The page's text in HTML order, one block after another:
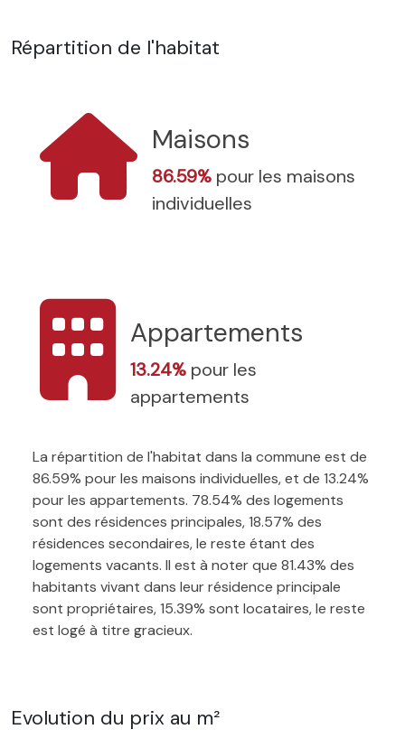
Répartition de l'habitat
Maisons
86.59% pour les maisons
individuelles
Appartements
13.24% pour les
appartements
La répartition de l'habitat dans la commune est de
86.59% pour les maisons individuelles, et de 13.24%
pour les appartements. 78.54% des logements
sont des résidences principales, 18.57% des
résidences secondaires, le reste étant des
logements vacants. Il est à noter que 81.43% des
habitants vivant dans leur résidence principale
sont propriétaires, 15.39% sont locataires, le reste
est logé à titre gracieux.
Evolution du prix au m²